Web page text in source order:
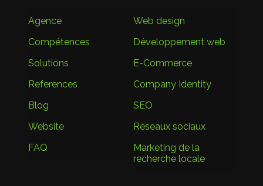
Agence
Compétences
Solutions
References
Blog
Website
FAQ
Web design
Développement web
E-Commerce
Company Identity
SEO
Réseaux sociaux
Marketing de la
recherche locale